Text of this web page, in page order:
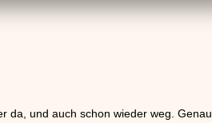
da, und auch schon wieder weg.